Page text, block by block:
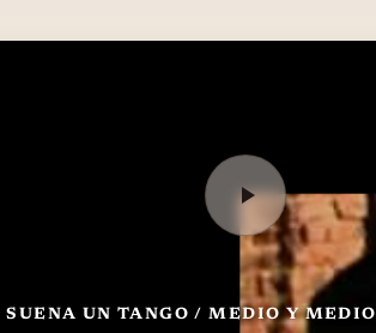
SUENA UN TANGO / MEDIO Y